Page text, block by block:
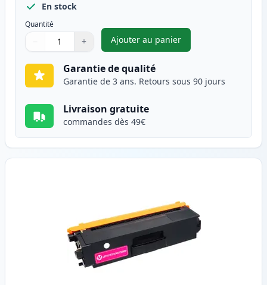
En stock
Quantité
Quantité
Utilisez les boutons pour ajuster
− +
Quantité
Ajouter au panier
,Brother TN325C (TN320C)
Garantie de qualité
Garantie de 3 ans. Retours sous 90 jours
Livraison gratuite
commandes dès 49€